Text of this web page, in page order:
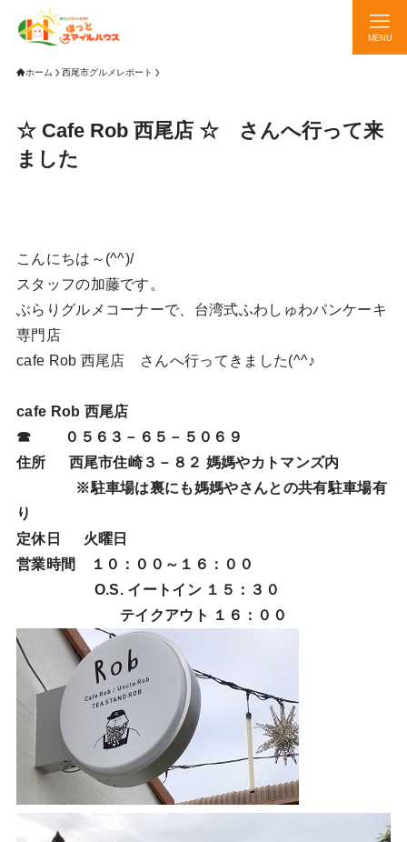
MENU
ホーム 西尾市グルメレポート
☆ Cafe Rob 西尾店 ☆ さんへ行って来
ました
こんにちは～(^^)/
スタッフの加藤です。
ぶらりグルメコーナーで、台湾式ふわしゅわパンケーキ
専門店
cafe Rob 西尾店 さんへ行ってきました(^^♪
cafe Rob 西尾店
☎ ０５６３－６５－５０６９
住所 西尾市住崎３－８２ 媽媽やカトマンズ内
※駐車場は裏にも媽媽やさんとの共有駐車場有
り
定休日 火曜日
営業時間 １０：００～１６：００
O.S. イートイン １５：３０
テイクアウト １６：００